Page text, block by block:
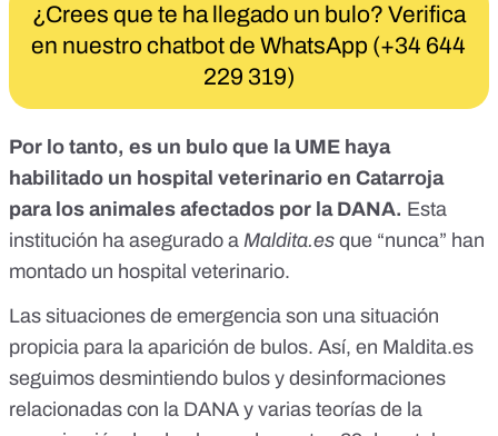
¿Crees que te ha llegado un bulo? Verifica
en nuestro chatbot de WhatsApp (+34 644
229 319)
Por lo tanto, es un bulo que la UME haya
habilitado un hospital veterinario en Catarroja
para los animales afectados por la DANA. Esta
institución ha asegurado a Maldita.es que “nunca” han
montado un hospital veterinario.
Las situaciones de emergencia son una situación
propicia para la aparición de bulos. Así, en Maldita.es
seguimos desmintiendo bulos y desinformaciones
relacionadas con la DANA y varias teorías de la